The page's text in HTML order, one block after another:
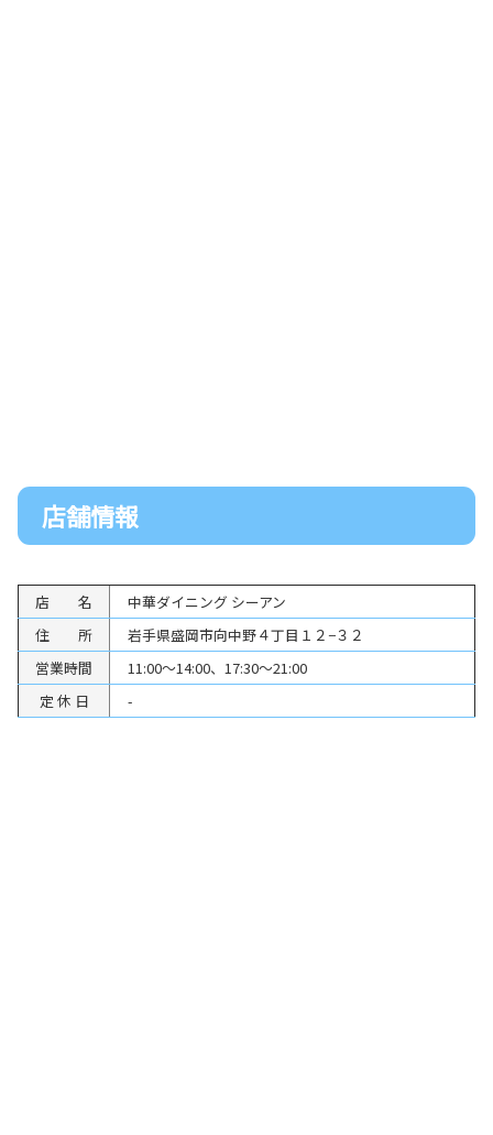
店舗情報
店 名
中華ダイニング シーアン
住 所
岩手県盛岡市向中野４丁目１２−３２
営業時間
11:00～14:00、17:30～21:00
定 休 日
-